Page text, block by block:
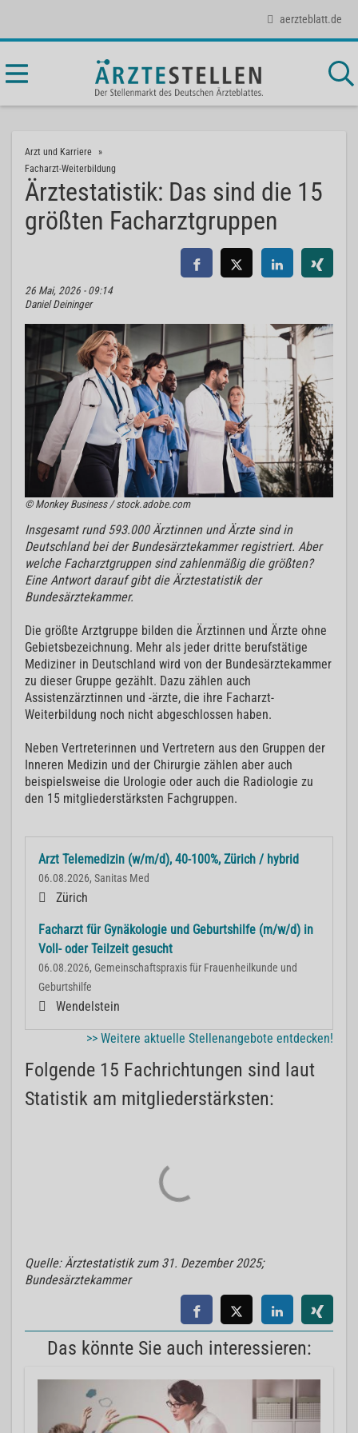
aerzteblatt.de
Arzt und Karriere
Facharzt-Weiterbildung
Ärztestatistik: Das sind die 15
größten Facharztgruppen
26 Mai, 2026 - 09:14
Daniel Deininger
© Monkey Business / stock.adobe.com
Insgesamt rund 593.000 Ärztinnen und Ärzte sind in
Deutschland bei der Bundesärztekammer registriert. Aber
welche Facharztgruppen sind zahlenmäßig die größten?
Eine Antwort darauf gibt die Ärztestatistik der
Bundesärztekammer.
Die größte Arztgruppe bilden die Ärztinnen und Ärzte ohne
Gebietsbezeichnung. Mehr als jeder dritte berufstätige
Mediziner in Deutschland wird von der Bundesärztekammer
zu dieser Gruppe gezählt. Dazu zählen auch
Assistenzärztinnen und -ärzte, die ihre Facharzt-
Weiterbildung noch nicht abgeschlossen haben.
Neben Vertreterinnen und Vertretern aus den Gruppen der
Inneren Medizin und der Chirurgie zählen aber auch
beispielsweise die Urologie oder auch die Radiologie zu
den 15 mitgliederstärksten Fachgruppen.
Arzt Telemedizin (w/m/d), 40-100%, Zürich / hybrid
06.08.2026, Sanitas Med
Zürich
Facharzt für Gynäkologie und Geburtshilfe (m/w/d) in
Voll- oder Teilzeit gesucht
06.08.2026, Gemeinschaftspraxis für Frauenheilkunde und
Geburtshilfe
Wendelstein
>> Weitere aktuelle Stellenangebote entdecken!
Folgende 15 Fachrichtungen sind laut
Statistik am mitgliederstärksten:
Quelle: Ärztestatistik zum 31. Dezember 2025;
Bundesärztekammer
Das könnte Sie auch interessieren: